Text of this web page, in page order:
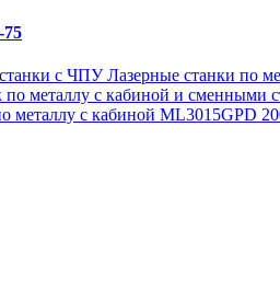
75
с ЧПУЛазерные станки по
металлу с кабиной ML3015GPD